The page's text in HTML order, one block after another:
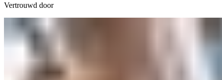
De leerroute wordt succesvol afgesloten met een officieel certificaat.
Vertrouwd door